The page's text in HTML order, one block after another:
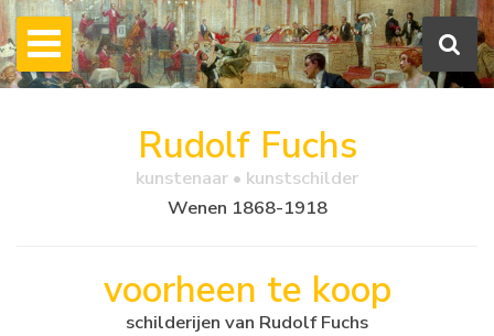
Rudolf Fuchs
kunstenaar • kunstschilder
Wenen 1868-1918
voorheen te koop
schilderijen van Rudolf Fuchs